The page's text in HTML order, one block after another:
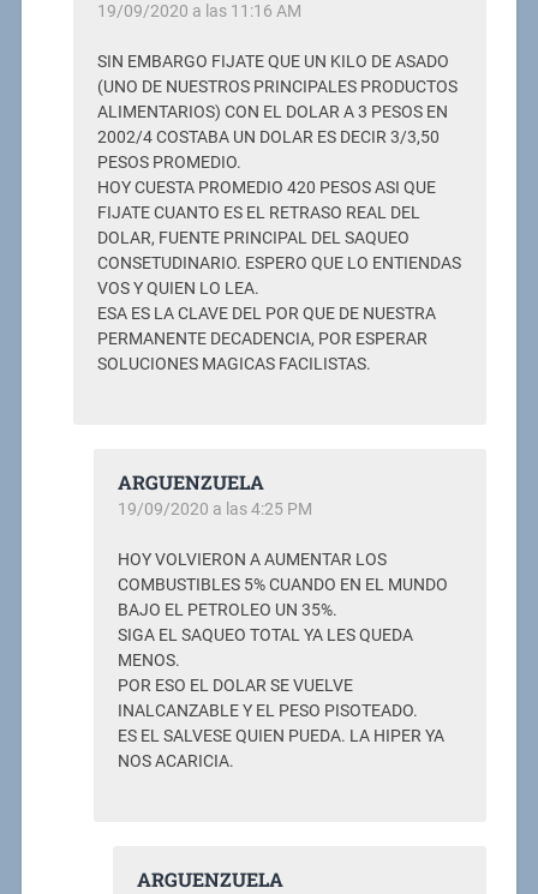
19/09/2020 a las 11:16 AM
SIN EMBARGO FIJATE QUE UN KILO DE ASADO
(UNO DE NUESTROS PRINCIPALES PRODUCTOS
ALIMENTARIOS) CON EL DOLAR A 3 PESOS EN
2002/4 COSTABA UN DOLAR ES DECIR 3/3,50
PESOS PROMEDIO.
HOY CUESTA PROMEDIO 420 PESOS ASI QUE
FIJATE CUANTO ES EL RETRASO REAL DEL
DOLAR, FUENTE PRINCIPAL DEL SAQUEO
CONSETUDINARIO. ESPERO QUE LO ENTIENDAS
VOS Y QUIEN LO LEA.
ESA ES LA CLAVE DEL POR QUE DE NUESTRA
PERMANENTE DECADENCIA, POR ESPERAR
SOLUCIONES MAGICAS FACILISTAS.
ARGUENZUELA
19/09/2020 a las 4:25 PM
HOY VOLVIERON A AUMENTAR LOS
COMBUSTIBLES 5% CUANDO EN EL MUNDO
BAJO EL PETROLEO UN 35%.
SIGA EL SAQUEO TOTAL YA LES QUEDA
MENOS.
POR ESO EL DOLAR SE VUELVE
INALCANZABLE Y EL PESO PISOTEADO.
ES EL SALVESE QUIEN PUEDA. LA HIPER YA
NOS ACARICIA.
ARGUENZUELA